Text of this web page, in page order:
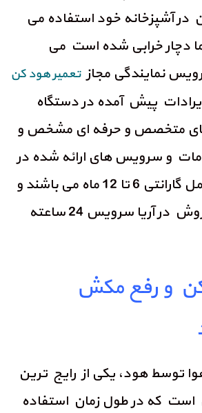
در آشپزخانه خود استفاده می
دچار خرابی شده است می
نمایندگی مجازتعمیر هود کن
پیش آمده در دستگاه
متخصص و حرفه ای مشخص و
و سرویس های ارائه شده در
این نمایندگی شامل گارانتی 6 تا 12 ماه می باشند و
خدمات پس از فروش در آریا سرویس 24 ساعته
و رفع مکش
توسط هود، یکی از رایج ترین
که در طول زمان استفاده